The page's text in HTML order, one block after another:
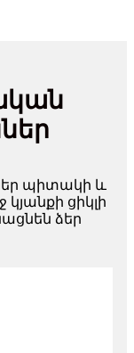
պիտակի և
ցիկլի
ձեր